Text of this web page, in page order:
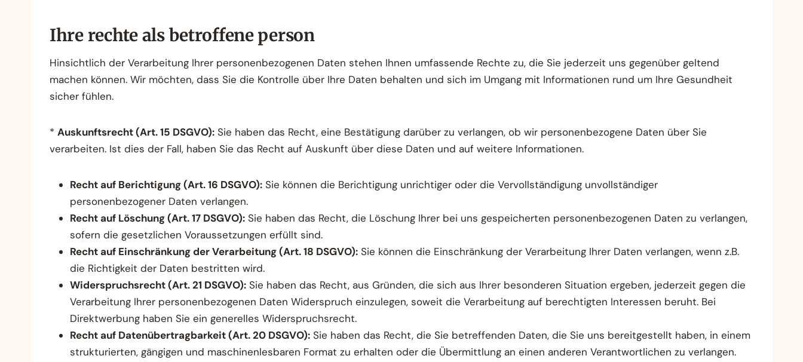
Ihre rechte als betroffene person
Hinsichtlich der Verarbeitung Ihrer personenbezogenen Daten stehen Ihnen umfassende Rechte zu, die Sie jederzeit uns gegenüber geltend
machen können. Wir möchten, dass Sie die Kontrolle über Ihre Daten behalten und sich im Umgang mit Informationen rund um Ihre Gesundheit
sicher fühlen.
* Auskunftsrecht (Art. 15 DSGVO): Sie haben das Recht, eine Bestätigung darüber zu verlangen, ob wir personenbezogene Daten über Sie
verarbeiten. Ist dies der Fall, haben Sie das Recht auf Auskunft über diese Daten und auf weitere Informationen.
Recht auf Berichtigung (Art. 16 DSGVO): Sie können die Berichtigung unrichtiger oder die Vervollständigung unvollständiger
personenbezogener Daten verlangen.
Recht auf Löschung (Art. 17 DSGVO): Sie haben das Recht, die Löschung Ihrer bei uns gespeicherten personenbezogenen Daten zu verlangen,
sofern die gesetzlichen Voraussetzungen erfüllt sind.
Recht auf Einschränkung der Verarbeitung (Art. 18 DSGVO): Sie können die Einschränkung der Verarbeitung Ihrer Daten verlangen, wenn z.B.
die Richtigkeit der Daten bestritten wird.
Widerspruchsrecht (Art. 21 DSGVO): Sie haben das Recht, aus Gründen, die sich aus Ihrer besonderen Situation ergeben, jederzeit gegen die
Verarbeitung Ihrer personenbezogenen Daten Widerspruch einzulegen, soweit die Verarbeitung auf berechtigten Interessen beruht. Bei
Direktwerbung haben Sie ein generelles Widerspruchsrecht.
Recht auf Datenübertragbarkeit (Art. 20 DSGVO): Sie haben das Recht, die Sie betreffenden Daten, die Sie uns bereitgestellt haben, in einem
strukturierten, gängigen und maschinenlesbaren Format zu erhalten oder die Übermittlung an einen anderen Verantwortlichen zu verlangen.